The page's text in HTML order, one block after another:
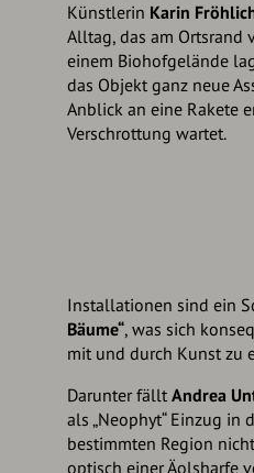
Künstlerin Karin
Alltag, das am Ortsrand
einem Biohofgelände
das Objekt ganz neue
Anblick an eine Rakete
Verschrottung wartet.
Installationen sind ein
Bäume“, was sich
mit und durch Kunst zu
Darunter fällt Andrea
als „Neophyt“ Einzug in
bestimmten Region
optisch einer Äolsharfe